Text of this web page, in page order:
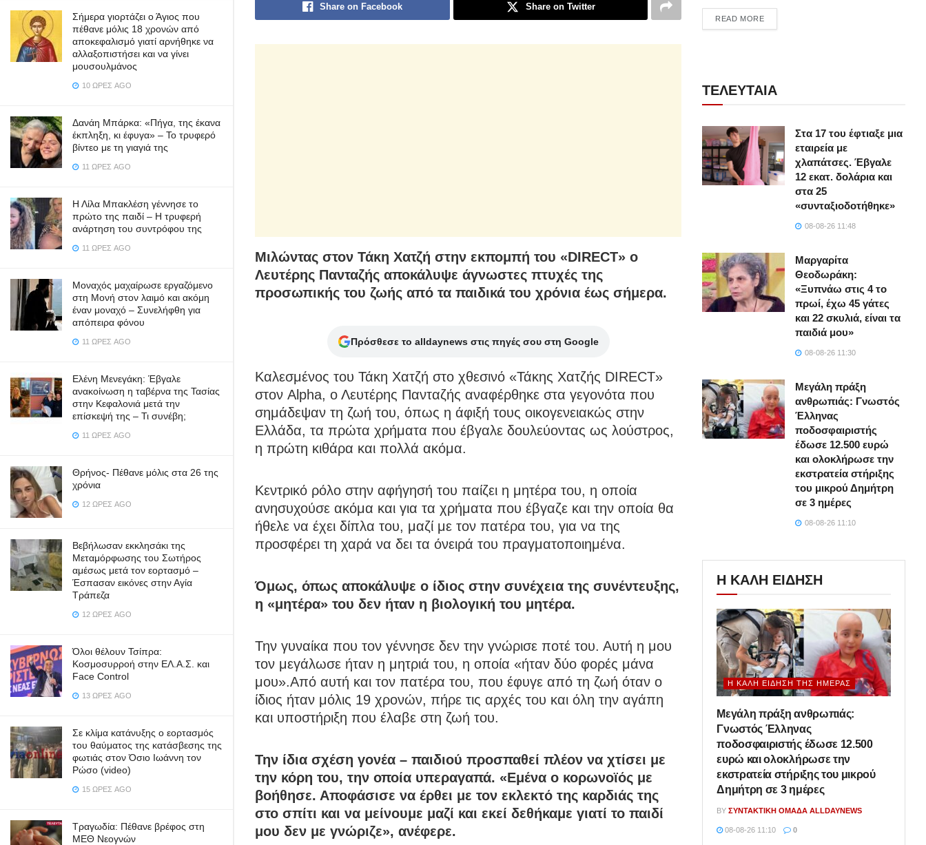
Σήμερα γιορτάζει ο Άγιος που
πέθανε μόλις 18 χρονών από
αποκεφαλισμό γιατί αρνήθηκε να
αλλαξοπιστήσει και να γίνει
μουσουλμάνος
10 ΏΡΕΣ AGO
Δανάη Μπάρκα: «Πήγα, της έκανα
έκπληξη, κι έφυγα» – Το τρυφερό
βίντεο με τη γιαγιά της
11 ΏΡΕΣ AGO
Η Λίλα Μπακλέση γέννησε το
πρώτο της παιδί – Η τρυφερή
ανάρτηση του συντρόφου της
11 ΏΡΕΣ AGO
Μοναχός μαχαίρωσε εργαζόμενο
στη Μονή στον λαιμό και ακόμη
έναν μοναχό – Συνελήφθη για
απόπειρα φόνου
11 ΏΡΕΣ AGO
Ελένη Μενεγάκη: Έβγαλε
ανακοίνωση η ταβέρνα της Τασίας
στην Κεφαλονιά μετά την
επίσκεψή της – Τι συνέβη;
11 ΏΡΕΣ AGO
Θρήνος- Πέθανε μόλις στα 26 της
χρόνια
12 ΏΡΕΣ AGO
Βεβήλωσαν εκκλησάκι της
Μεταμόρφωσης του Σωτήρος
αμέσως μετά τον εορτασμό –
Έσπασαν εικόνες στην Αγία
Τράπεζα
12 ΏΡΕΣ AGO
Όλοι θέλουν Τσίπρα:
Κοσμοσυρροή στην ΕΛ.Α.Σ. και
Face Control
13 ΏΡΕΣ AGO
Σε κλίμα κατάνυξης ο εορτασμός
του θαύματος της κατάσβεσης της
φωτιάς στον Όσιο Ιωάννη τον
Ρώσο (video)
15 ΏΡΕΣ AGO
Τραγωδία: Πέθανε βρέφος στη
ΜΕΘ Νεογνών
Share on Facebook Share on Twitter
Μιλώντας στον Τάκη Χατζή στην εκπομπή του «DIRECT» ο
Λευτέρης Πανταζής αποκάλυψε άγνωστες πτυχές της
προσωπικής του ζωής από τα παιδικά του χρόνια έως σήμερα.
Πρόσθεσε το alldaynews στις πηγές σου στη Google
Καλεσμένος του Τάκη Χατζή στο χθεσινό «Τάκης Χατζής DIRECT»
στον Alpha, ο Λευτέρης Πανταζής αναφέρθηκε στα γεγονότα που
σημάδεψαν τη ζωή του, όπως η άφιξή τους οικογενειακώς στην
Ελλάδα, τα πρώτα χρήματα που έβγαλε δουλεύοντας ως λούστρος,
η πρώτη κιθάρα και πολλά ακόμα.
Κεντρικό ρόλο στην αφήγησή του παίζει η μητέρα του, η οποία
ανησυχούσε ακόμα και για τα χρήματα που έβγαζε και την οποία θα
ήθελε να έχει δίπλα του, μαζί με τον πατέρα του, για να της
προσφέρει τη χαρά να δει τα όνειρά του πραγματοποιημένα.
Όμως, όπως αποκάλυψε ο ίδιος στην συνέχεια της συνέντευξης,
η «μητέρα» του δεν ήταν η βιολογική του μητέρα.
Την γυναίκα που τον γέννησε δεν την γνώρισε ποτέ του. Αυτή η μου
τον μεγάλωσε ήταν η μητριά του, η οποία «ήταν δύο φορές μάνα
μου».Από αυτή και τον πατέρα του, που έφυγε από τη ζωή όταν ο
ίδιος ήταν μόλις 19 χρονών, πήρε τις αρχές του και όλη την αγάπη
και υποστήριξη που έλαβε στη ζωή του.
Την ίδια σχέση γονέα – παιδιού προσπαθεί πλέον να χτίσει με
την κόρη του, την οποία υπεραγαπά. «Εμένα ο κορωνοϊός με
βοήθησε. Αποφάσισε να έρθει με τον εκλεκτό της καρδιάς της
στο σπίτι και να μείνουμε μαζί και εκεί δεθήκαμε γιατί το παιδί
μου δεν με γνώριζε», ανέφερε.
READ MOREDETAILS
ΤΕΛΕΥΤΑΙΑ
Στα 17 του έφτιαξε μια
εταιρεία με
χλαπάτσες. Έβγαλε
12 εκατ. δολάρια και
στα 25
«συνταξιοδοτήθηκε»
08-08-26 11:48
Μαργαρίτα
Θεοδωράκη:
«Ξυπνάω στις 4 το
πρωί, έχω 45 γάτες
και 22 σκυλιά, είναι τα
παιδιά μου»
08-08-26 11:30
Μεγάλη πράξη
ανθρωπιάς: Γνωστός
Έλληνας
ποδοσφαιριστής
έδωσε 12.500 ευρώ
και ολοκλήρωσε την
εκστρατεία στήριξης
του μικρού Δημήτρη
σε 3 ημέρες
08-08-26 11:10
Η ΚΑΛΗ ΕΙΔΗΣΗ
Η ΚΑΛΉ ΕΊΔΗΣΗ ΤΗΣ ΗΜΈΡΑΣ
Μεγάλη πράξη ανθρωπιάς:
Γνωστός Έλληνας
ποδοσφαιριστής έδωσε 12.500
ευρώ και ολοκλήρωσε την
εκστρατεία στήριξης του μικρού
Δημήτρη σε 3 ημέρες
BY ΣΥΝΤΑΚΤΙΚΉ ΟΜΆΔΑ ALLDAYNEWS
08-08-26 11:10 0